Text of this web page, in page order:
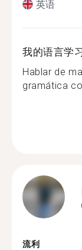
英语
我的语言学
Hablar de
gramática
流利